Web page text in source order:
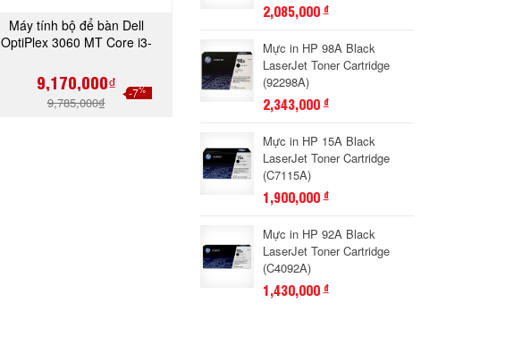
Máy tính bộ để bàn Dell
OptiPlex 3060 MT Core i3-
9,170,000₫
9,785,000₫
-7%
MUA NGAY
2,085,000đ
Mực in HP 98A Black
LaserJet Toner Cartridge
(92298A)
2,343,000đ
Mực in HP 15A Black
LaserJet Toner Cartridge
(C7115A)
1,900,000đ
Mực in HP 92A Black
LaserJet Toner Cartridge
(C4092A)
1,430,000đ